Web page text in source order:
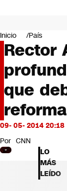
Negocios
Deportes
Programas
Cultura
Servicios
Bits
CNN Data
CNN tiempo
Futuro 360
Inicio País
Rector
que
09- 05- 2014 20:18
Por CNN
LO
MÁS
LEÍDO